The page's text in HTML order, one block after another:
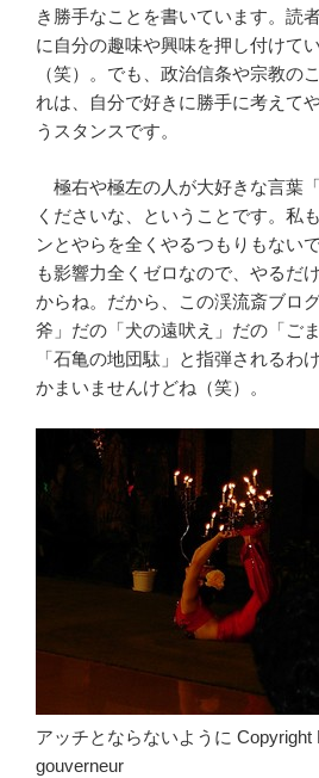
き勝手なことを書いています。読
に自分の趣味や興味を押し付けて
（笑）。でも、政治信条や宗教の
れは、自分で好きに勝手に考えて
うスタンスです。
極右や極左の人が大好きな言葉
くださいな、ということです。私
ンとやらを全くやるつもりもない
も影響力全くゼロなので、やるだ
からね。だから、この渓流斎ブロ
斧」だの「犬の遠吠え」だの「ご
「石亀の地団駄」と指弾されるわ
かまいませんけどね（笑）。
アッチとならないように
gouverneur